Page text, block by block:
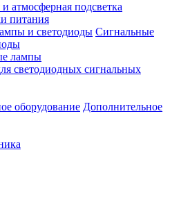
атмосферная подсветка
питания
Cигнальные
лампы
светодиодных сигнальных
Дополнительное